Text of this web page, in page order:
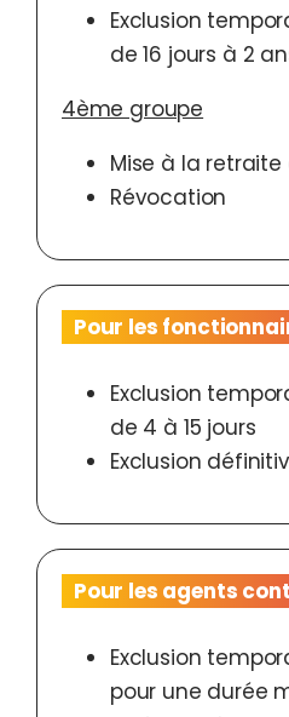
Exclusion
de 16 jours à 2
4ème groupe
Mise à la retraite
Révocation
Pour les
Exclusion
de 4 à 15 jours
Exclusion
Pour les agents
Exclusion
pour une durée